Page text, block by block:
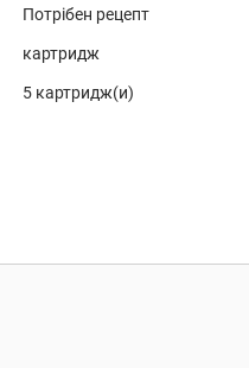
Потрібен рецепт
картридж
5 картридж(и)